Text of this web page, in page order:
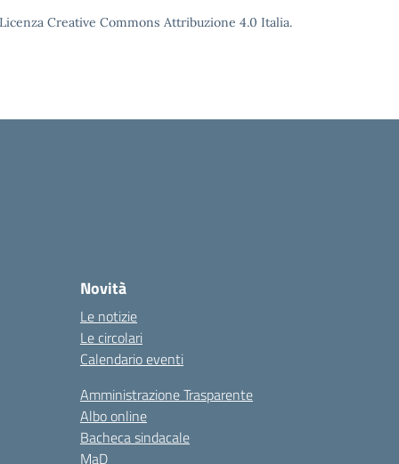
Creative Commons Attribuzione 4.0 Italia.
Novità
Le notizie
Le circolari
Calendario eventi
Amministrazione Trasparente
Albo online
Bacheca sindacale
MaD